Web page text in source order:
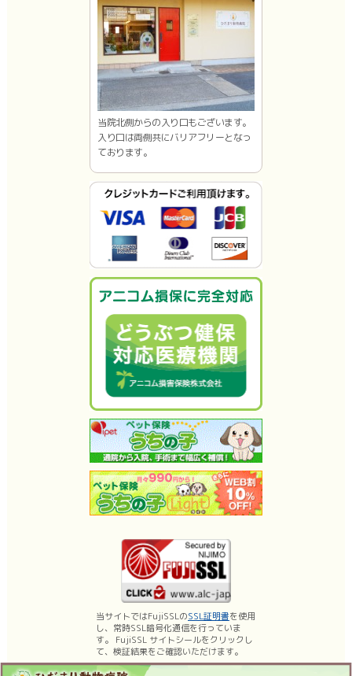
当院北側からの入り口もございます。
入り口は両側共にバリアフリーとなっ
ております。
当サイトではFujiSSLのSSL証明書を使用
し、常時SSL暗号化通信を行っていま
す。 FujiSSL サイトシールをクリックし
て、検証結果をご確認いただけます。